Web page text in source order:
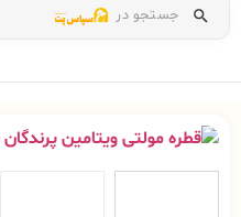
جستجو در